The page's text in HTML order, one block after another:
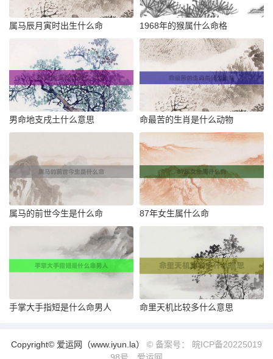
属马辰月寅时出生什么命 1968年的猴属什么命格
男命地支戌土什么意思 命最苦的生肖是什么动物
属马的前世今生是什么命 87年女生属什么命
手掌大手指短是什么命男人 命里天机比较多什么意思
Copyright© 爱运网（www.iyun.la） © 备案号： 皖ICP备20225019
98号
爱运网